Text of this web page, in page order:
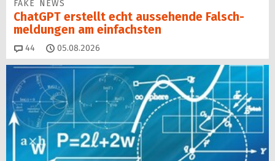
FAKE NEWS
ChatGPT erstellt echt aussehende Falsch­
mel­dungen am einfachsten
44 Kommentare
05.08.2026